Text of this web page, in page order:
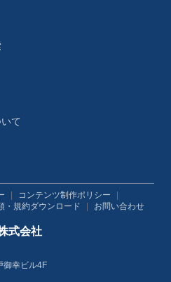
て
コンテンツ制作ポリシー
・規約ダウンロード お問い合わせ
式会社
御幸ビル4F